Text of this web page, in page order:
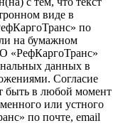
виде в
по
на бумажном
«РефКаргоТранс»
данных в
Согласие
быть в любой момент
или устного
по почте, email